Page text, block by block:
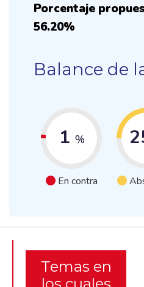
Porcentaje
56.20%
Balance de
1 %
En contra
Temas en
los cuales